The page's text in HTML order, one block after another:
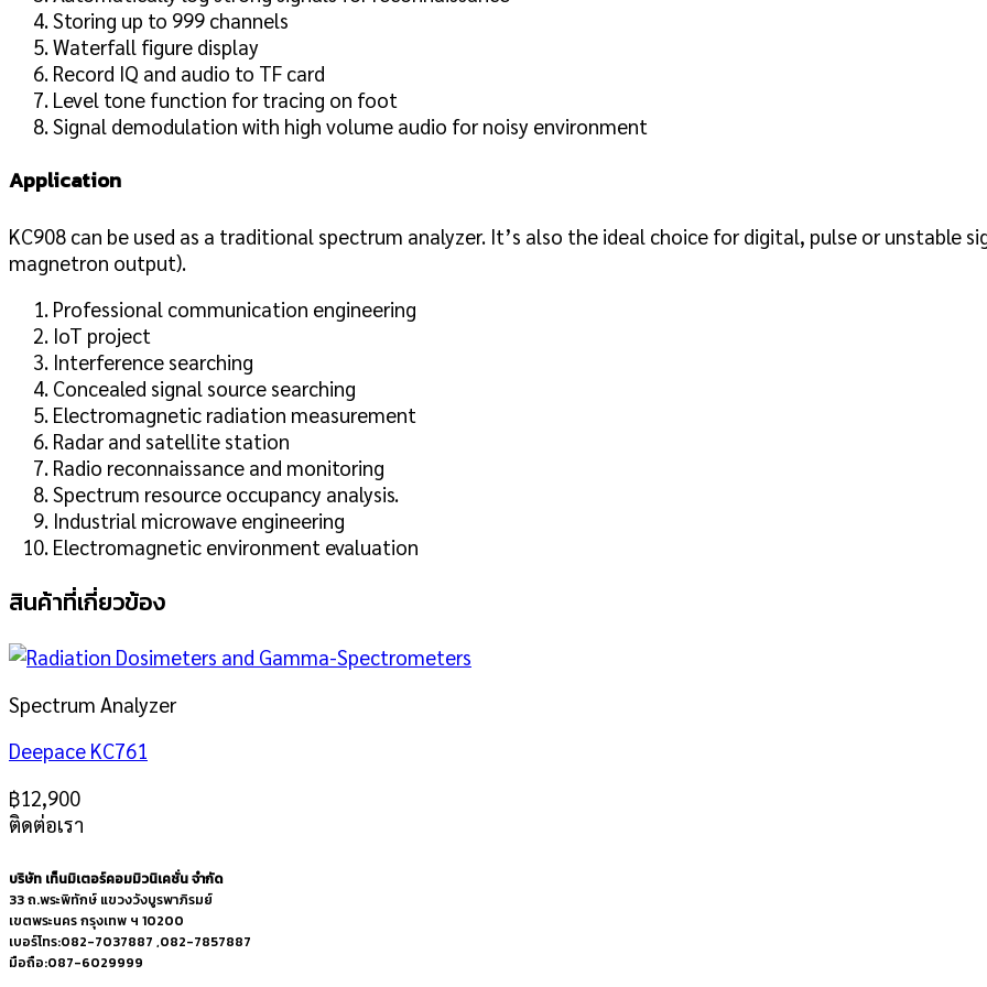
Storing up to 999 channels
Waterfall figure display
Record IQ and audio to TF card
Level tone function for tracing on foot
Signal demodulation with high volume audio for noisy environment
Application
KC908 can be used as a traditional spectrum analyzer. It’s also the ideal choice for digital, pulse or unstable
magnetron output).
Professional communication engineering
IoT project
Interference searching
Concealed signal source searching
Electromagnetic radiation measurement
Radar and satellite station
Radio reconnaissance and monitoring
Spectrum resource occupancy analysis.
Industrial microwave engineering
Electromagnetic environment evaluation
สินค้าที่เกี่ยวข้อง
Spectrum Analyzer
Deepace KC761
฿12,900
ติดต่อเรา
บริษัท เท็นมิเตอร์คอมมิวนิเคชั่น จำกัด
33 ถ.พระพิทักษ์ แขวงวังบูรพาภิรมย์
เขตพระนคร กรุงเทพ ฯ 10200
เบอร์โทร:082-7037887 ,082-7857887
มือถือ:087-6029999